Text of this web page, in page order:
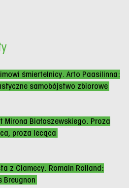
śmiertelnicy. Arto Paasilinna:
samobójstwo zbiorowe
Mirona Białoszewskiego. Proza
proza lecąca
z Clamecy. Romain Rolland:
Breugnon